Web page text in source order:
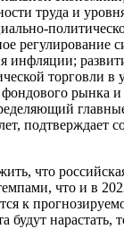
труда и
регулирование
инфляции;
торговли в
рынка
подтверждает
что
что и в
к
будут нарастать,